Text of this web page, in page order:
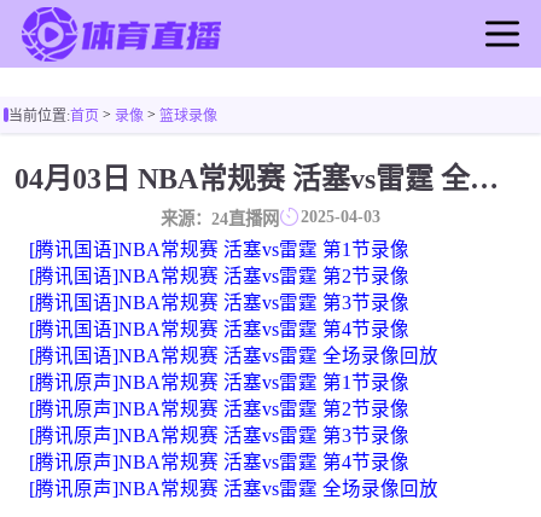
足球直播
足球录像
足球新闻
篮球新闻
当前位置:首页> 录像 > 篮球录像
04月03日 NBA常规赛 活塞vs雷霆 全场录像
来源：24直播网 2025-04-03
[腾讯国语]NBA常规赛 活塞vs雷霆 第1节录像
[腾讯国语]NBA常规赛 活塞vs雷霆 第2节录像
[腾讯国语]NBA常规赛 活塞vs雷霆 第3节录像
[腾讯国语]NBA常规赛 活塞vs雷霆 第4节录像
[腾讯国语]NBA常规赛 活塞vs雷霆 全场录像回放
[腾讯原声]NBA常规赛 活塞vs雷霆 第1节录像
[腾讯原声]NBA常规赛 活塞vs雷霆 第2节录像
[腾讯原声]NBA常规赛 活塞vs雷霆 第3节录像
[腾讯原声]NBA常规赛 活塞vs雷霆 第4节录像
[腾讯原声]NBA常规赛 活塞vs雷霆 全场录像回放